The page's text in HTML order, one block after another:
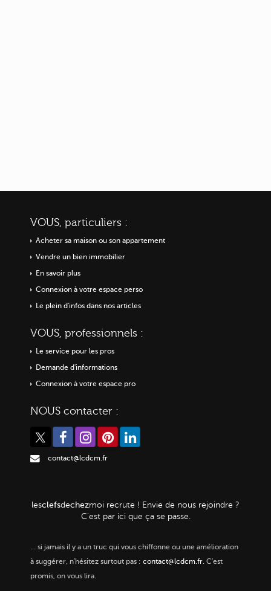
VOUS, particuliers :
Acheter sa maison ou son appartement
Vendre un bien immobilier
En savoir plus
Connexion à votre espace perso
Le plein d'infos dans nos articles
VOUS, professionnels :
Le service pour les pros
Demande d'informations
Connexion à votre espace pro
NOUS contacter :
contact@lcdcm.fr
lesclefsdechezmoi recrute ! Envie de nous rejoindre ?
C'est par ici que ça se passe.
… si jamais il y a un truc qui vous chiffonne ou une amélioration
à suggérer, n'hésitez surtout pas : contact@lcdcm.fr. C'est
promis, on vous lira.